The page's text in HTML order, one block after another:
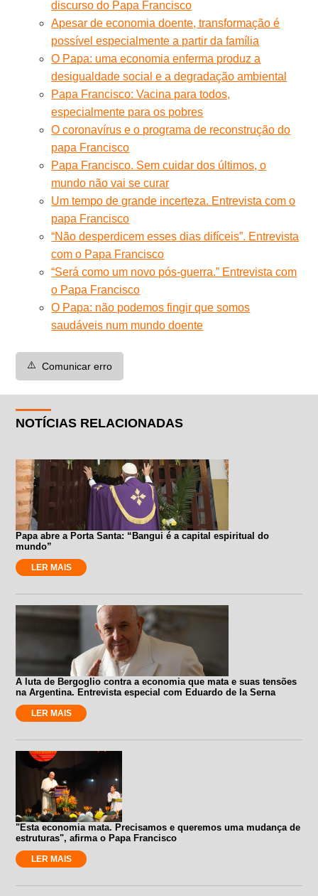
discurso do Papa Francisco
Apesar de economia doente, transformação é
possível especialmente a partir da família
O Papa: uma economia enferma produz a
desigualdade social e a degradação ambiental
Papa Francisco: Vacina para todos,
especialmente para os pobres
O coronavírus e o programa de reconstrução do
papa Francisco
Papa Francisco. Sem cuidar dos últimos, o
mundo não vai se curar
Um tempo de grande incerteza. Entrevista com o
papa Francisco
“Não desperdicem esses dias difíceis”. Entrevista
com o Papa Francisco
“Será como um novo pós-guerra.” Entrevista com
o Papa Francisco
O Papa: não podemos fingir que somos
saudáveis num mundo doente
⚠️ Comunicar erro
NOTÍCIAS RELACIONADAS
Papa abre a Porta Santa: “Bangui é a capital espiritual do
mundo”
LER MAIS
A luta de Bergoglio contra a economia que mata e suas tensões
na Argentina. Entrevista especial com Eduardo de la Serna
LER MAIS
"Esta economia mata. Precisamos e queremos uma mudança de
estruturas", afirma o Papa Francisco
LER MAIS